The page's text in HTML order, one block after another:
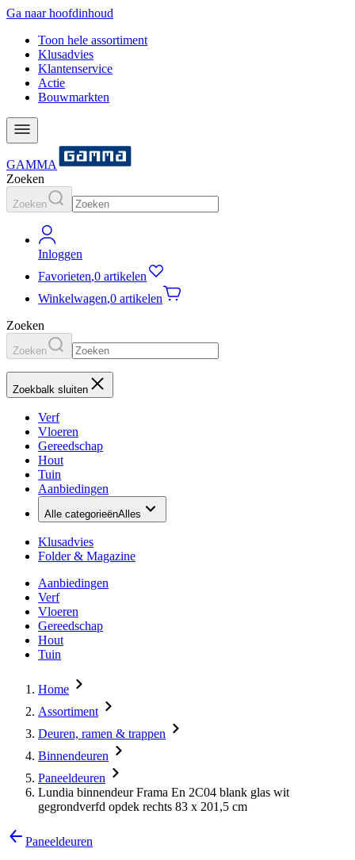
Ga naar hoofdinhoud
Toon hele assortiment
Klusadvies
Klantenservice
Actie
Bouwmarkten
GAMMA
Zoeken
Zoeken
Inloggen
Favorieten,0 artikelen
Winkelwagen,0 artikelen
Zoeken
Zoeken
Zoekbalk sluiten
Verf
Vloeren
Gereedschap
Hout
Tuin
Aanbiedingen
Alle categorieënAlles
Klusadvies
Folder & Magazine
Aanbiedingen
Verf
Vloeren
Gereedschap
Hout
Tuin
Home
Assortiment
Deuren, ramen & trappen
Binnendeuren
Paneeldeuren
Lundia binnendeur Frama En 2C04 blank glas wit
gegrondverfd opdek rechts 83 x 201,5 cm
Paneeldeuren